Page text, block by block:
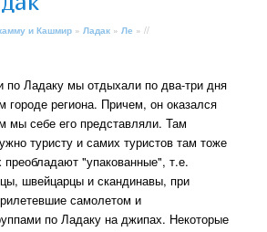
и Кашмир »Ладак »Ле » //
по Ладаку мы отдыхали по два-три дня
региона. Причем, он оказался
мы себе его представляли. Там
туристу и самих туристов там тоже
"упакованные", т.е.
швейцарцы и скандинавы, при
самолетом и
по Ладаку на джипах. Некоторые